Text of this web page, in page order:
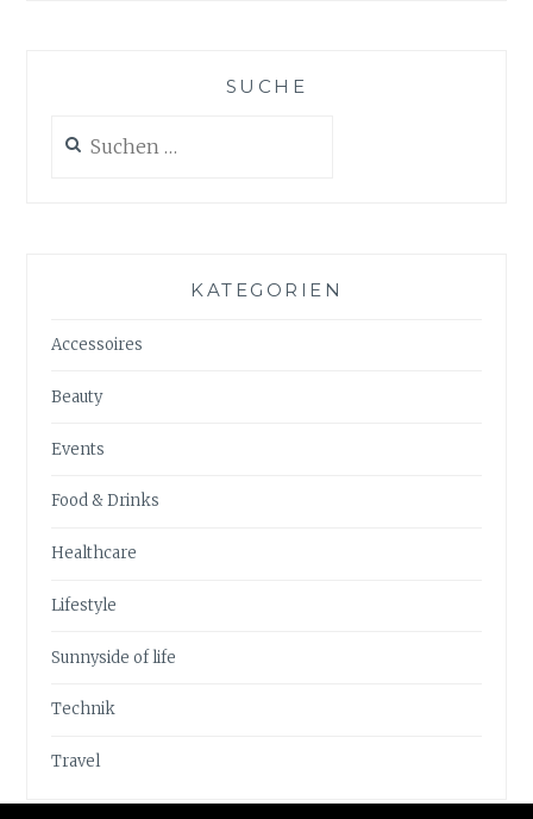
SUCHE
nach:
KATEGORIEN
Accessoires
Beauty
Events
Food & Drinks
Healthcare
Lifestyle
Sunnyside of life
Technik
Travel